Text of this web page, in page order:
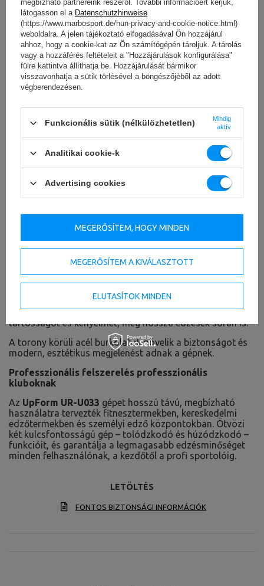
Komfort és esztétika
UR-U033ötvözi a nyers erőt a UpForm márkára jellemző
modern dizájnnal.
A fekete váz és fekete kárpit elegáns, professzionális
megjelenést kölcsönöz.
Magas minőségű hab és precíz varrás biztosítja a
tartósságot és kényelmet, még hosszú edzések során is.
A torony körüli acél burkolatok növelik a biztonságot és
modern, esztétikus megjelenést adnak a gépnek.
Professzionális felszerelés professzionális
kluboknak
Az UpForm UR-U033 gépet hosszú távú, megbízható
használatra tervezték fitnesztermekben, kereskedelmi
edzőtermekben és személyi edző központokban. Ötvözi
két kulcsfontosságú gép – tolódzkodó és húzódzkodó –
funkcióit, és garantálja a legmagasabb edzésminőséget
minden felhasználónak, a kezdőtől a profi sportolóig.
LETÖLTÉS
FONTOS BIZTONSÁGI INFORMÁCIÓK
megbízható partnereink részéről. További információért kérjük,
látogasson el a Datenschutzhinweise
(https://www.marbosport.de/hun-privacy-and-cookie-notice.html)
weboldalra. A jelen tájékoztató elfogadásával Ön hozzájárul
ahhoz, hogy a cookie-kat az Ön számítógépén tároljuk. A tárolás
vagy a hozzáférés feltételeit a "Hozzájárulások konfigurálása"
fülre kattintva állíthatja be. Hozzájárulását bármikor
visszavonhatja a sütik törlésével a böngészőjéből az adott
végberendezésen.
Funkcionális sütik (nélkülözhetetlen)
Mindig
aktív
Analitikai cookie-k
Advertising cookies
MEGERŐSÍTEM A KIVÁLASZTOTT
ELUTASÍTOK MINDEN
MEGERŐSÍTEM, HOGY MINDEN